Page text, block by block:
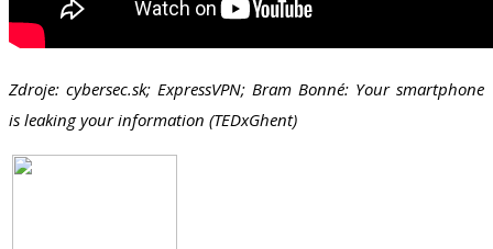
Zdroje: cybersec.sk; ExpressVPN; Bram Bonné: Your smartphone
is leaking your information (TEDxGhent)